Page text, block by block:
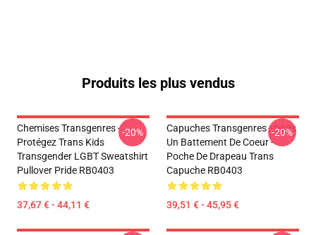
Produits les plus vendus
Chemises Transgenres -
Protégez Trans Kids
Transgender LGBT Sweatshirt
Pullover Pride RB0403
37,67 € - 44,11 €
-20%
Capuches Transgenres - Dans
Un Battement De Coeur -
Poche De Drapeau Trans
Capuche RB0403
39,51 € - 45,95 €
-20%